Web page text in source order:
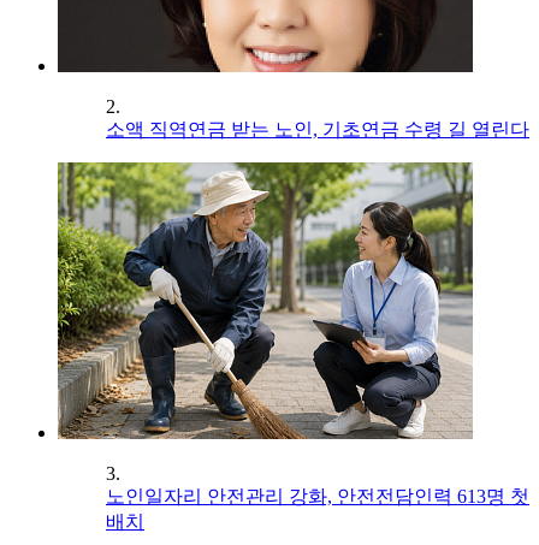
2.
소액 직역연금 받는 노인, 기초연금 수령 길 열린다
3.
노인일자리 안전관리 강화, 안전전담인력 613명 첫
배치